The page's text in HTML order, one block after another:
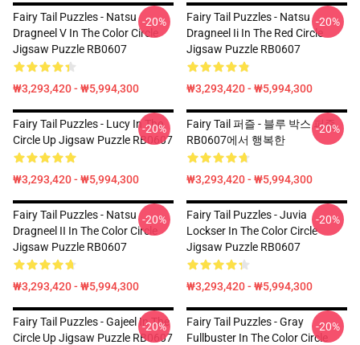
Fairy Tail Puzzles - Natsu
Dragneel V In The Color Circle
Jigsaw Puzzle RB0607
₩3,293,420 - ₩5,994,300
-20%
Fairy Tail Puzzles - Natsu
Dragneel Ii In The Red Circle
Jigsaw Puzzle RB0607
₩3,293,420 - ₩5,994,300
-20%
Fairy Tail Puzzles - Lucy In The
Circle Up Jigsaw Puzzle RB0607
₩3,293,420 - ₩5,994,300
-20%
Fairy Tail 퍼즐 - 블루 박스 퍼즐
RB0607에서 행복한
₩3,293,420 - ₩5,994,300
-20%
Fairy Tail Puzzles - Natsu
Dragneel II In The Color Circle
Jigsaw Puzzle RB0607
₩3,293,420 - ₩5,994,300
-20%
Fairy Tail Puzzles - Juvia
Lockser In The Color Circle
Jigsaw Puzzle RB0607
₩3,293,420 - ₩5,994,300
-20%
Fairy Tail Puzzles - Gajeel In The
Circle Up Jigsaw Puzzle RB0607
-20%
Fairy Tail Puzzles - Gray
Fullbuster In The Color Circle
-20%